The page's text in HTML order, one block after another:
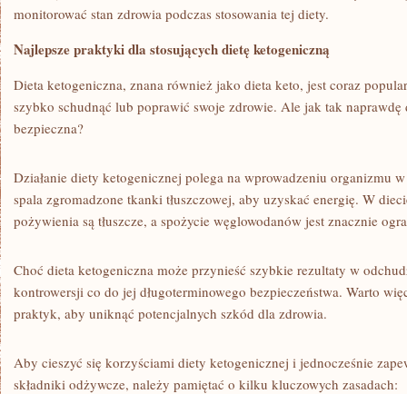
monitorować stan zdrowia podczas stosowania tej‍ diety.
Najlepsze praktyki dla stosujących dietę ketogeniczną
Dieta ketogeniczna, znana również jako dieta keto, jest coraz
szybko schudnąć lub poprawić swoje zdrowie. Ale jak tak naprawdę
bezpieczna?
Działanie diety ketogenicznej polega ⁣na wprowadzeniu organizmu
spala zgromadzone tkanki tłuszczowej,‌ aby uzyskać energię. W
pożywienia⁤ są tłuszcze, a spożycie węglowodanów jest znacznie
Choć dieta ketogeniczna może​ przynieść szybkie rezultaty w
kontrowersji co do jej długoterminowego bezpieczeństwa. Warto
praktyk, aby uniknąć potencjalnych szkód dla zdrowia.
Aby cieszyć się korzyściami diety ketogenicznej i jednocześnie
składniki odżywcze, należy pamiętać o kilku kluczowych zasadach: